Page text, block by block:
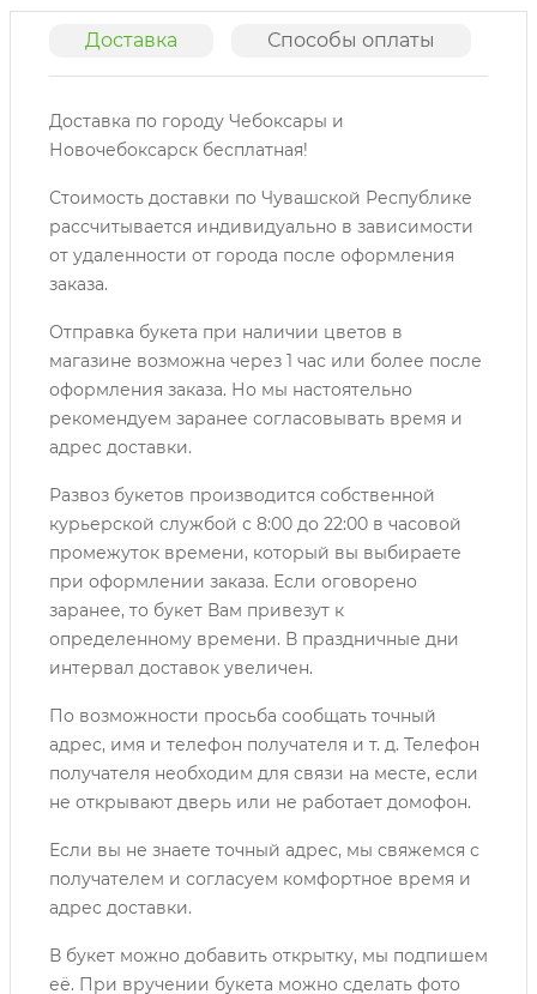
Доставка Способы оплаты
Доставка по городу Чебоксары и
Новочебоксарск бесплатная!
Стоимость доставки по Чувашской Республике
рассчитывается индивидуально в зависимости
от удаленности от города после оформления
заказа.
Отправка букета при наличии цветов в
магазине возможна через 1 час или более после
оформления заказа. Но мы настоятельно
рекомендуем заранее согласовывать время и
адрес доставки.
Развоз букетов производится собственной
курьерской службой с 8:00 до 22:00 в часовой
промежуток времени, который вы выбираете
при оформлении заказа. Если оговорено
заранее, то букет Вам привезут к
определенному времени. В праздничные дни
интервал доставок увеличен.
По возможности просьба сообщать точный
адрес, имя и телефон получателя и т. д. Телефон
получателя необходим для связи на месте, если
не открывают дверь или не работает домофон.
Если вы не знаете точный адрес, мы свяжемся с
получателем и согласуем комфортное время и
адрес доставки.
В букет можно добавить открытку, мы подпишем
её. При вручении букета можно сделать фото